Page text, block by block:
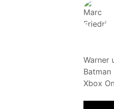
Warner
Xbox